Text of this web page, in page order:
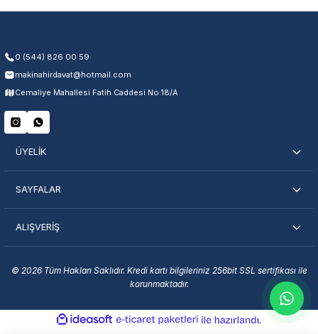
0 (544) 826 00 59
makinahirdavat@hotmail.com
Cemaliye Mahallesi Fatih Caddesi No:18/A
ÜYELİK
SAYFALAR
ALIŞVERİŞ
© 2026 Tüm Hakları Saklıdır. Kredi kartı bilgileriniz 256bit SSL sertifikası ile
korunmaktadır.
ideasoft
e-